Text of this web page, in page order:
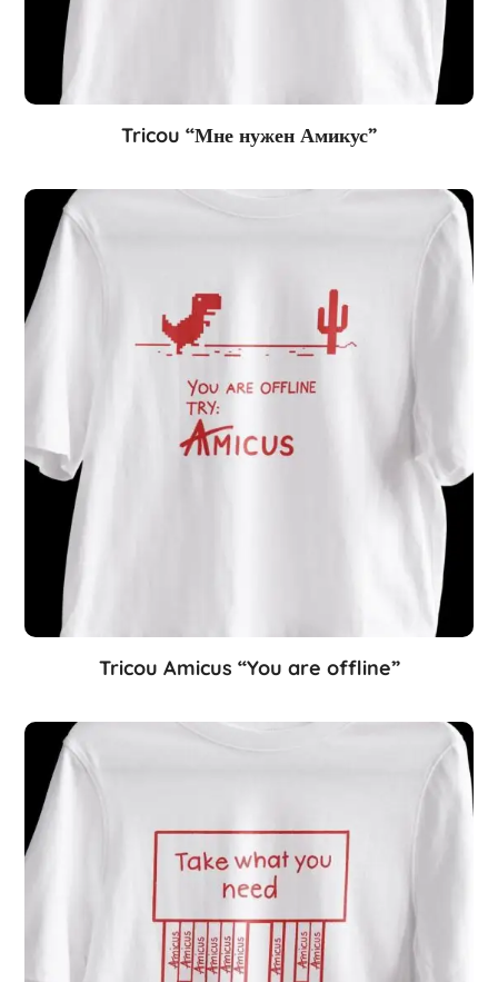
Tricou “Мне нужен Амикус”
Tricou Amicus “You are offline”